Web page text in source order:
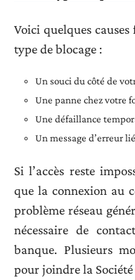
Voici quelques
type de blocage :
Un souci du côté de
Une panne chez votre
Une défaillance
Un message d’erreur
Si l’accès reste
que la connexion au
problème réseau
nécessaire de
banque. Plusieurs
pour joindre la Société